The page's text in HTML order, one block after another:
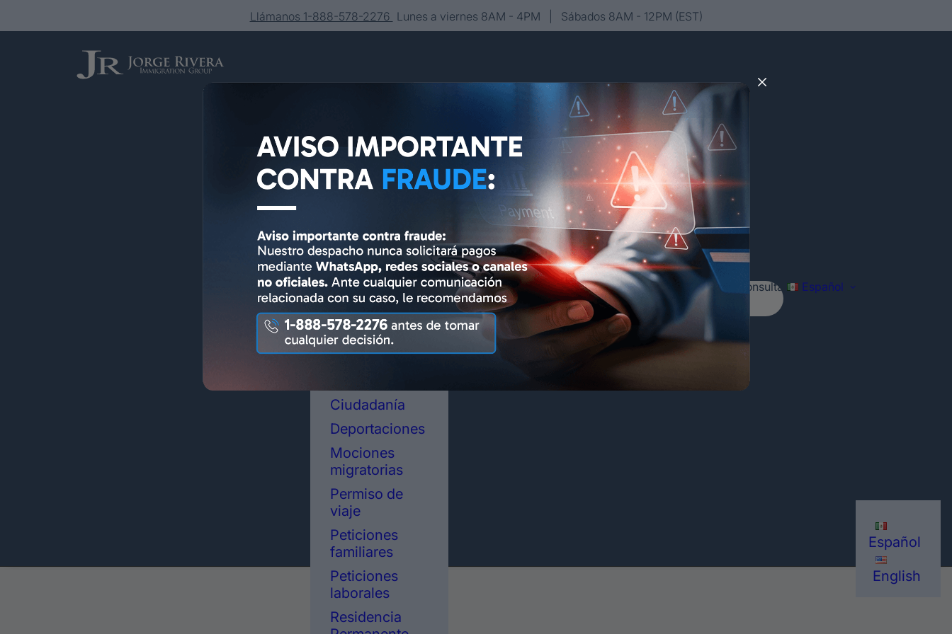
Llámanos 1-888-578-2276 Lunes a viernes 8AM - 4PM | Sábados 8AM - 12PM (EST)
Servicios
Asesoría y
representación
legal en
inmigración
Ciudadanía
Deportaciones
Mociones
migratorias
Permiso de
viaje
Peticiones
familiares
Peticiones
laborales
Residencia
Conócenos Editorial Contacto Agenda tu consulta Español
Español
English